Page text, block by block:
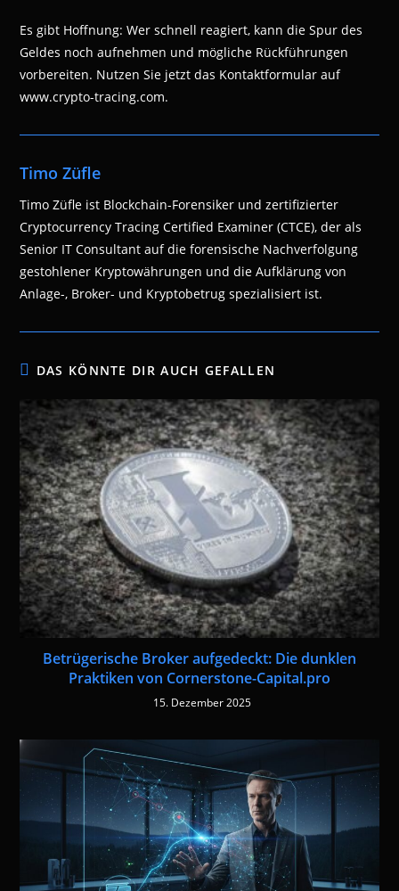
Es gibt Hoffnung: Wer schnell reagiert, kann die Spur des
Geldes noch aufnehmen und mögliche Rückführungen
vorbereiten. Nutzen Sie jetzt das Kontaktformular auf
www.crypto-tracing.com.
Timo Züfle
Timo Züfle ist Blockchain-Forensiker und zertifizierter
Cryptocurrency Tracing Certified Examiner (CTCE), der als
Senior IT Consultant auf die forensische Nachverfolgung
gestohlener Kryptowährungen und die Aufklärung von
Anlage-, Broker- und Kryptobetrug spezialisiert ist.
DAS KÖNNTE DIR AUCH GEFALLEN
Betrügerische Broker aufgedeckt: Die dunklen
Praktiken von Cornerstone-Capital.pro
15. Dezember 2025